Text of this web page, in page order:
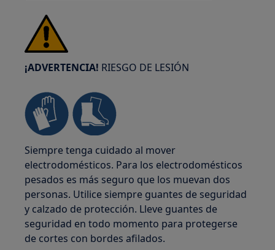
¡ADVERTENCIA! RIESGO DE LESIÓN
Siempre tenga cuidado al mover
electrodomésticos. Para los electrodomésticos
pesados es más seguro que los muevan dos
personas. Utilice siempre guantes de seguridad
y calzado de protección. Lleve guantes de
seguridad en todo momento para protegerse
de cortes con bordes afilados.